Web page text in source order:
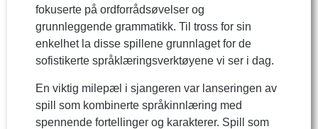
fokuserte på ordforrådsøvelser og
grunnleggende grammatikk. Til tross for sin
enkelhet la disse spillene grunnlaget for de
sofistikerte språklæringsverktøyene vi ser i dag.
En viktig milepæl i sjangeren var lanseringen av
spill som kombinerte språkinnlæring med
spennende fortellinger og karakterer. Spill som